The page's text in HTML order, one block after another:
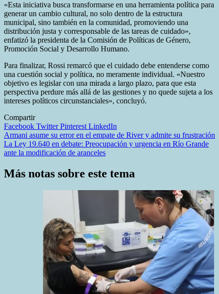
«Esta iniciativa busca transformarse en una herramienta política para
generar un cambio cultural, no solo dentro de la estructura
municipal, sino también en la comunidad, promoviendo una
distribución justa y corresponsable de las tareas de cuidado»,
enfatizó la presidenta de la Comisión de Políticas de Género,
Promoción Social y Desarrollo Humano.
Para finalizar, Rossi remarcó que el cuidado debe entenderse como
una cuestión social y política, no meramente individual. «Nuestro
objetivo es legislar con una mirada a largo plazo, para que esta
perspectiva perdure más allá de las gestiones y no quede sujeta a los
intereses políticos circunstanciales», concluyó.
Compartir
Facebook TwitterPinterest LinkedIn
Navegación
de
Armani asume su error en el empate de River y admite su frustración
La Ley 19.640 en debate: Preocupación y urgencia en Río Grande
ante la modificación de aranceles
Más notas sobre este tema